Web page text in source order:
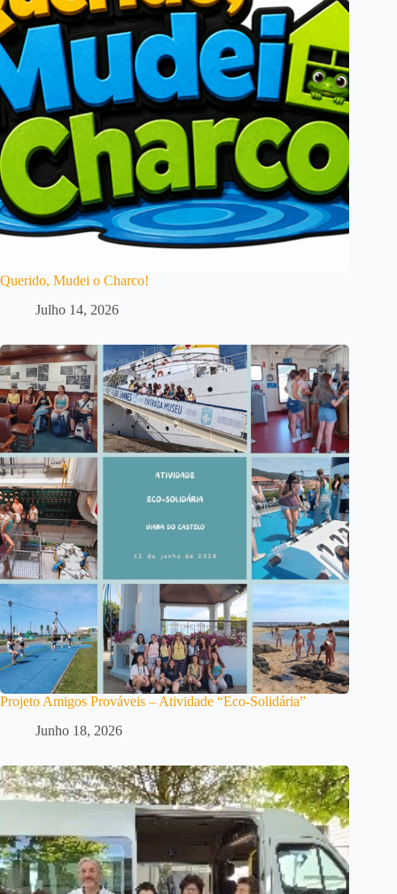
Querido, Mudei o Charco!
Julho 14, 2026
Projeto Amigos Prováveis – Atividade “Eco-Solidária”
Junho 18, 2026